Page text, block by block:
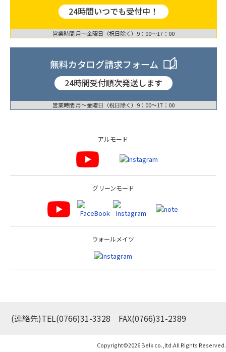
24時間いつでも受付中！
営業時間 月〜金曜日（祝日除く）9：00〜17：00
無料カタログ請求フォーム
24時間受付順次発送します
営業時間 月〜金曜日（祝日除く）9：00〜17：00
アルモード
グリーンモード
ウォールメイツ
(連絡先)TEL(0766)31-3328 FAX(0766)31-2389
Copyright©2026 Belk co.,ltd.All Rights Reserved.